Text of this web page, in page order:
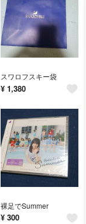
スワロフスキー袋
¥ 1,380
裸足でSummer
¥ 300